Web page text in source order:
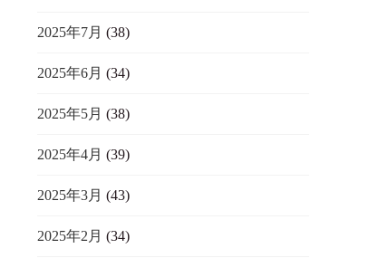
2025年7月 (38)
2025年6月 (34)
2025年5月 (38)
2025年4月 (39)
2025年3月 (43)
2025年2月 (34)